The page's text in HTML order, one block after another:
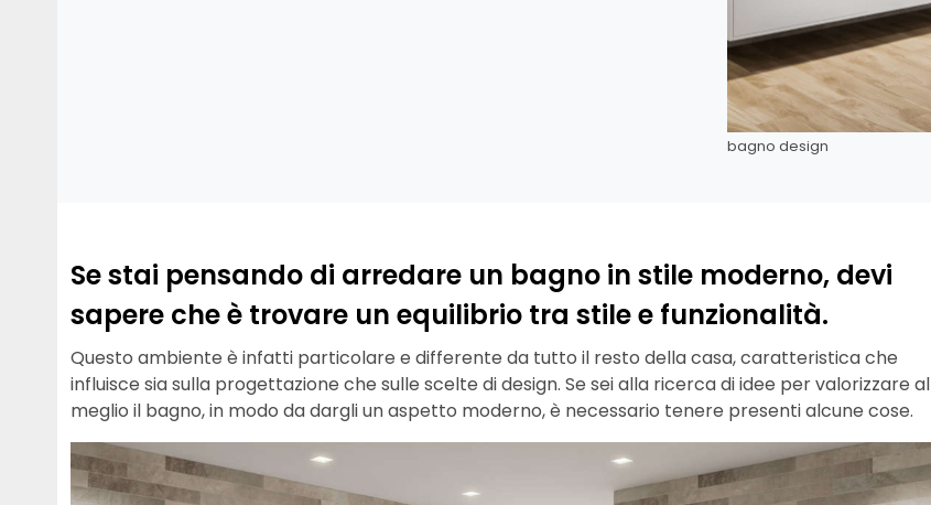
bagno design
Se stai pensando di arredare un bagno in stile moderno, devi
sapere che è trovare un equilibrio tra stile e funzionalità.
Questo ambiente è infatti particolare e differente da tutto il resto della casa, caratteristica che
influisce sia sulla progettazione che sulle scelte di design. Se sei alla ricerca di idee per valorizzare al
meglio il bagno, in modo da dargli un aspetto moderno, è necessario tenere presenti alcune cose.